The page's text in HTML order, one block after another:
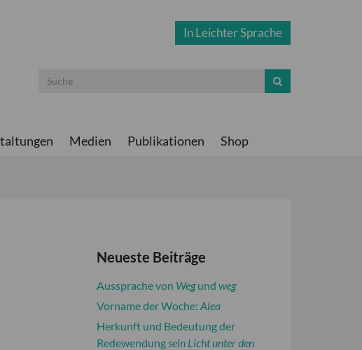
In Leichter Sprache
Medien Publikationen Shop
Neueste Beiträge
Aussprache von Wegund weg
Vorname der Woche: Alea
Herkunft und Bedeutung der
Redewendungsein Licht unter den